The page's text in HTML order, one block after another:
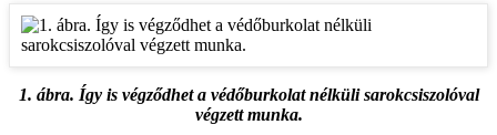
1. ábra. Így is végződhet a védőburkolat nélküli sarokcsiszolóval
végzett munka.